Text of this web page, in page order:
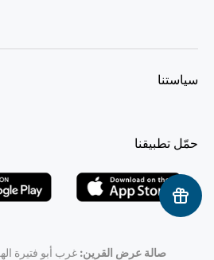
سياستنا
حمّل تطبيقنا
صالة عرض القرين: